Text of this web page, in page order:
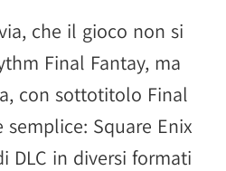
che il gioco non si
Final Fantay, ma
con sottotitolo Final
Square Enix
DLC in diversi formati